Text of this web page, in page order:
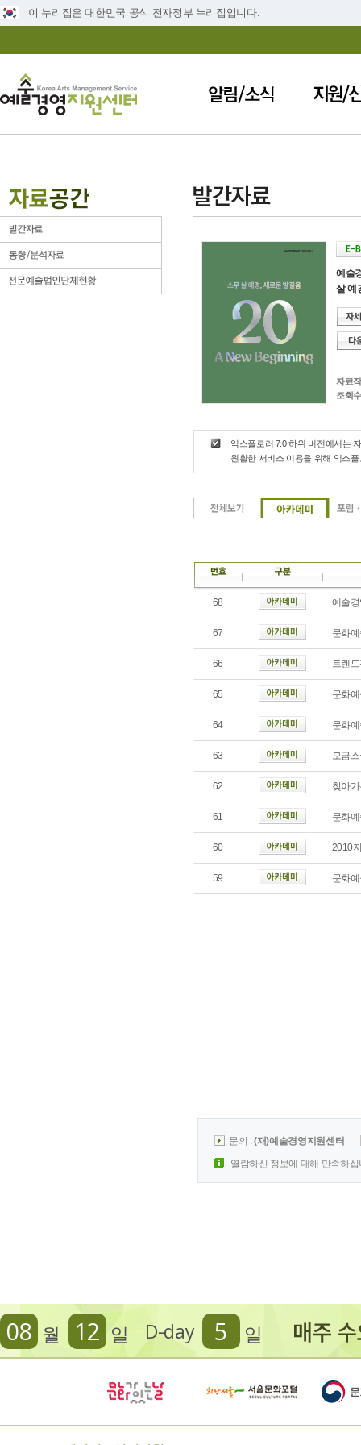
이 누리집은 대한민국 공식 전자정부 누리집입니다.
예술
살 예
자료
조회
익스플로러 7.0 하위 버전에서는
원활한 서비스 이용을 위해 익스
68 예술
67 문화
66 트렌
65 문화
64 문화
63 모금
62 찾아
61 문화
60 2010
59 문화
문의 :(재)예술경영지원센터
열람하신 정보에 대해 만족하
D-day 5 일
08 월 12 일